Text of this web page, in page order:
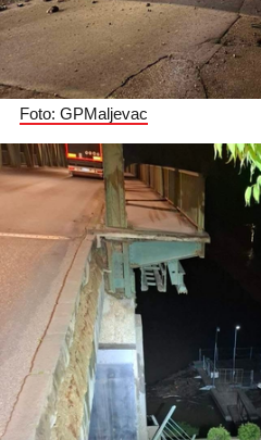
Foto: GPMaljevac